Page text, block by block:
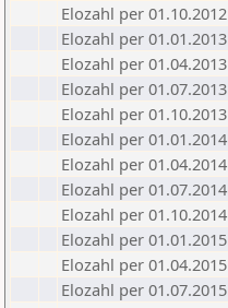
Elozahl per 01.10.2012
Elozahl per 01.01.2013
Elozahl per 01.04.2013
Elozahl per 01.07.2013
Elozahl per 01.10.2013
Elozahl per 01.01.2014
Elozahl per 01.04.2014
Elozahl per 01.07.2014
Elozahl per 01.10.2014
Elozahl per 01.01.2015
Elozahl per 01.04.2015
Elozahl per 01.07.2015